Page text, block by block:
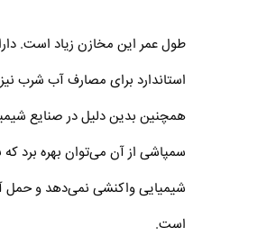
طول عمر این مخازن زیاد است.
استاندارد برای مصارف آب شرب
همچنین بدین دلیل در صنایع
سمپاشی از آن می‌توان بهره برد که
شیمیایی واکنشی نمی‌دهد و حمل
است.